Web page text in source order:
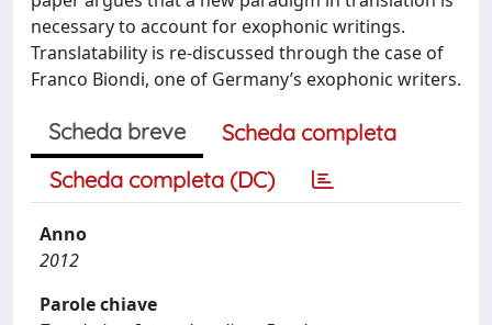
necessary to account for exophonic writings.
Translatability is re-discussed through the case of
Franco Biondi, one of Germany’s exophonic writers.
Scheda breve
Scheda completa
Scheda completa (DC)
Anno
2012
Parole chiave